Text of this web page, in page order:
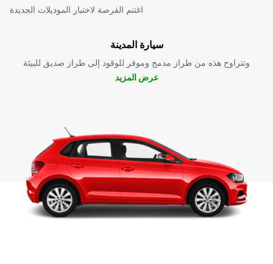
اغتنم الفرصة لاختبار الموديلات الجديدة
سيارة المدينة
وتتراوح هذه من طراز مدمج وموفر للوقود إلى طراز صديق للبيئة
عرض المزيد